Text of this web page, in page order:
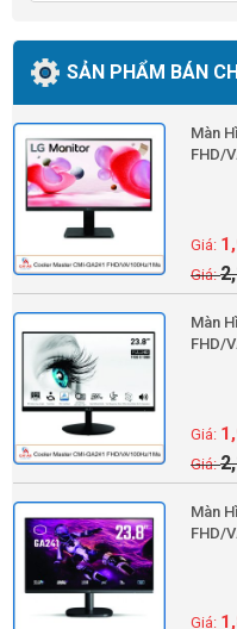
SẢN PHẨM BÁN
Màn
FHD/
Màn
FHD/
Màn
FHD/